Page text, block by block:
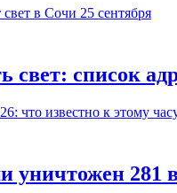
свет: список
уничтожен 281